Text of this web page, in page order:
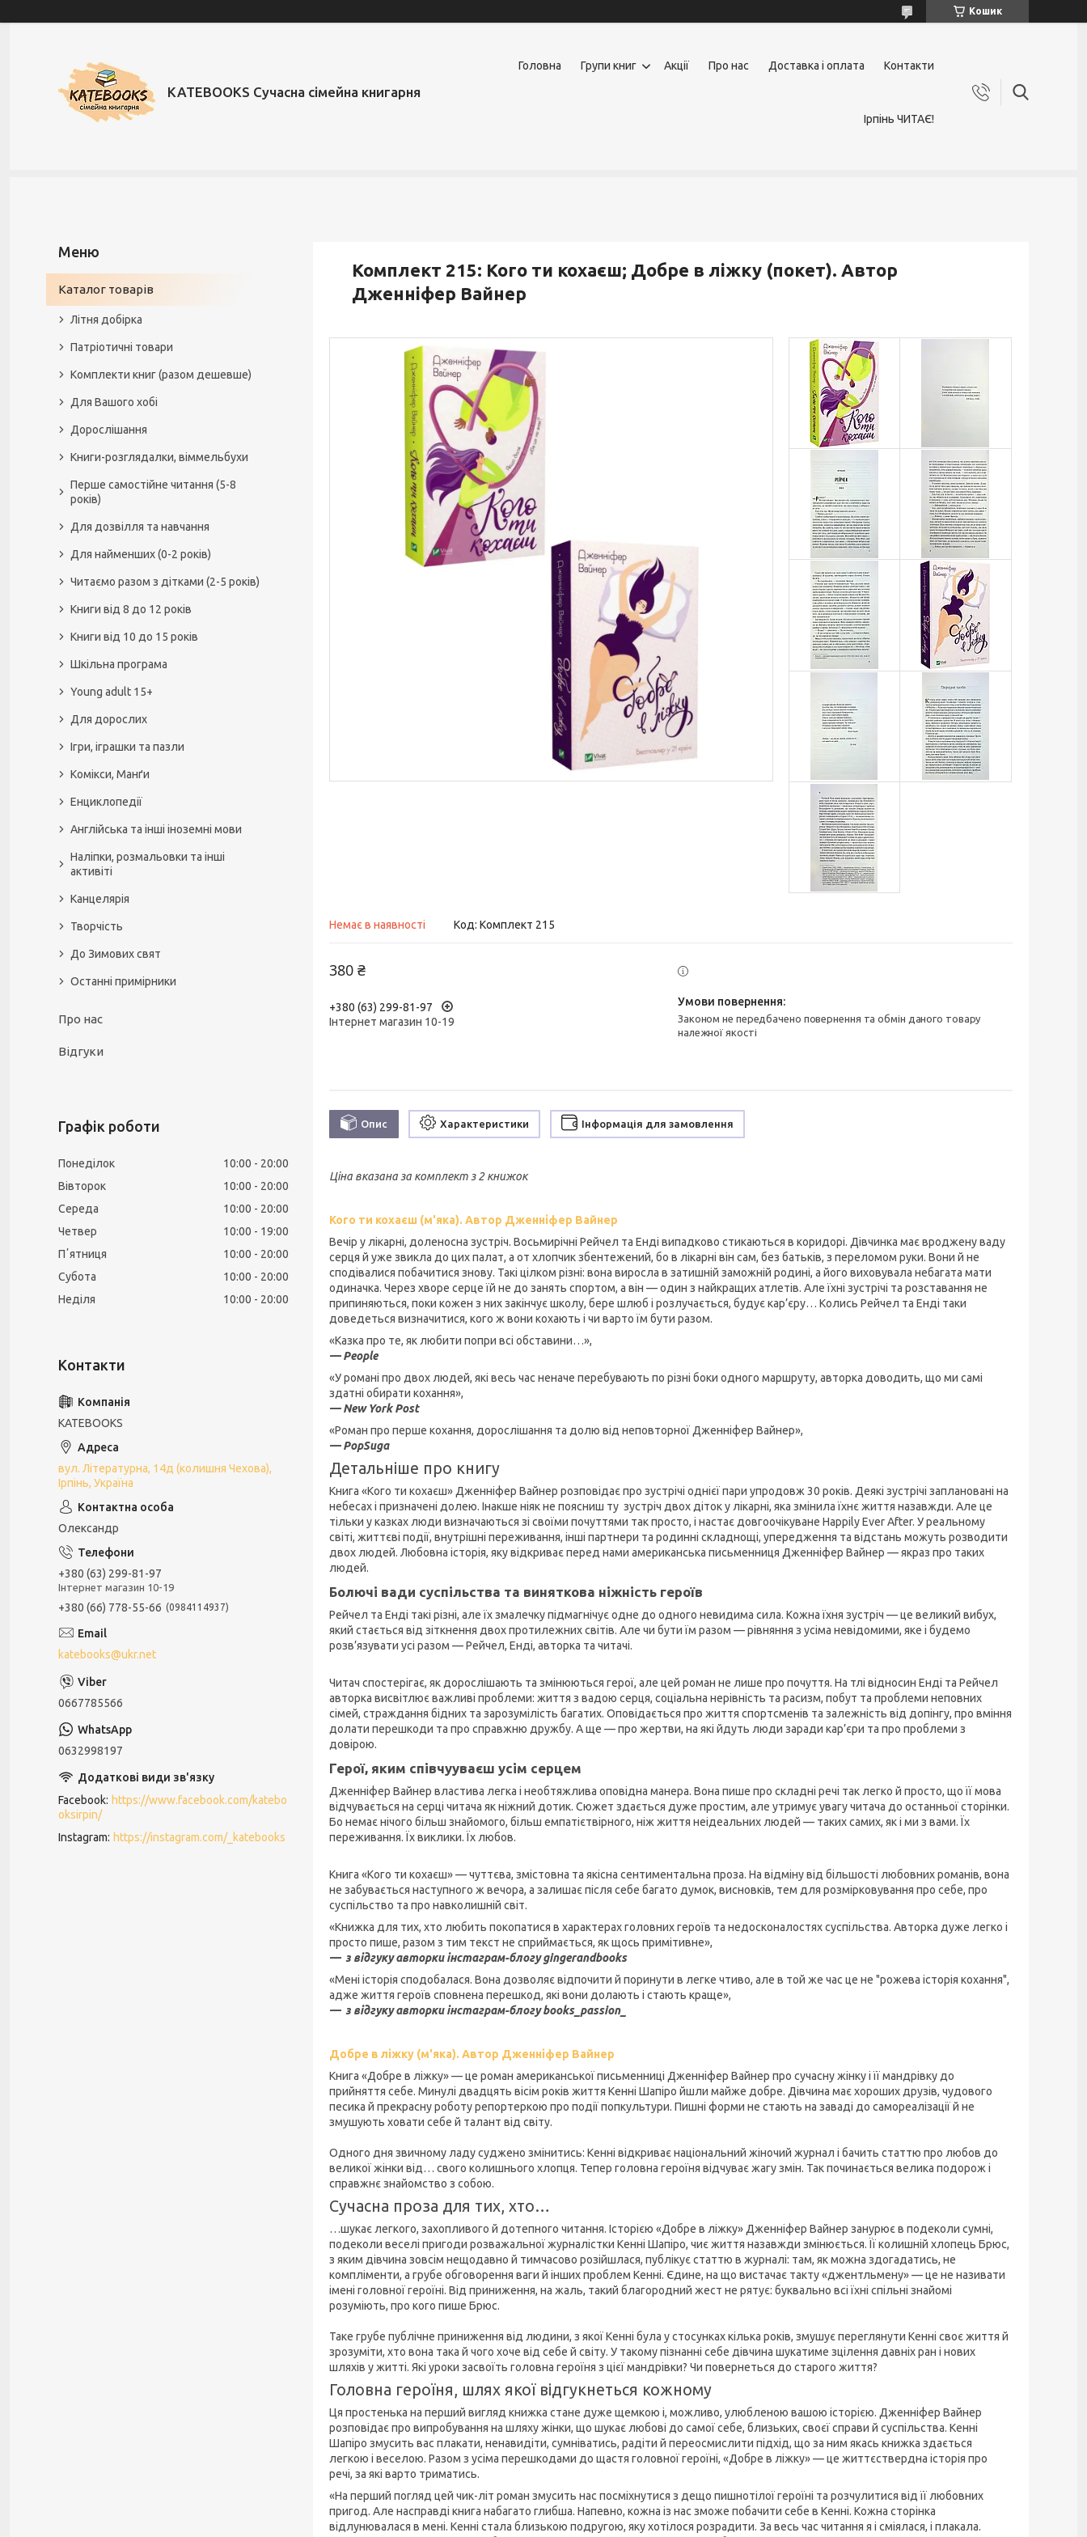
Кошик
KATEBOOKS Сучасна сімейна книгарня
Головна Групи книг Акції Про нас Доставка і оплата Контакти
Ірпінь ЧИТАЄ!
Комплект 215: Кого ти кохаєш; Добре в ліжку (покет). Автор
Дженніфер Вайнер
Немає в наявності Код: Комплект 215
380 ₴
+380 (63) 299-81-97
Інтернет магазин 10-19
Законом не передбачено повернення та обмін даного товару
належної якості
Опис Характеристики Інформація для замовлення
Ціна вказана за комплект з 2 книжок
Кого ти кохаєш (м'яка). Автор Дженніфер Вайнер
Вечір у лікарні, доленосна зустріч. Восьмирічні Рейчел та Енді випадково стикаються в коридорі. Дівчинка має вроджену ваду
серця й уже звикла до цих палат, а от хлопчик збентежений, бо в лікарні він сам, без батьків, з переломом руки. Вони й не
сподівалися побачитися знову. Такі цілком різні: вона виросла в затишній заможній родині, а його виховувала небагата мати
одиначка. Через хворе серце їй не до занять спортом, а він — один з найкращих атлетів. Але їхні зустрічі та розставання не
припиняються, поки кожен з них закінчує школу, бере шлюб і розлучається, будує кар’єру… Колись Рейчел та Енді таки
доведеться визначитися, кого ж вони кохають і чи варто їм бути разом.
«Казка про те, як любити попри всі обставини…»,
— People
«У романі про двох людей, які весь час неначе перебувають по різні боки одного маршруту, авторка доводить, що ми самі
здатні обирати кохання»,
— New York Post
«Роман про перше кохання, дорослішання та долю від неповторної Дженніфер Вайнер»,
— PopSuga
Детальніше про книгу
Книга «Кого ти кохаєш» Дженніфер Вайнер розповідає про зустрічі однієї пари упродовж 30 років. Деякі зустрічі заплановані на
небесах і призначені долею. Інакше ніяк не поясниш ту зустріч двох діток у лікарні, яка змінила їхнє життя назавжди. Але це
тільки у казках люди визначаються зі своїми почуттями так просто, і настає довгоочікуване Happily Ever After. У реальному
світі, життєві події, внутрішні переживання, інші партнери та родинні складнощі, упередження та відстань можуть розводити
двох людей. Любовна історія, яку відкриває перед нами американська письменниця Дженніфер Вайнер — якраз про таких
людей.
Болючі вади суспільства та виняткова ніжність героїв
Рейчел та Енді такі різні, але їх змалечку підмагнічує одне до одного невидима сила. Кожна їхня зустріч — це великий вибух,
який стається від зіткнення двох протилежних світів. Але чи бути їм разом — рівняння з усіма невідомими, яке і будемо
розв’язувати усі разом — Рейчел, Енді, авторка та читачі.
Читач спостерігає, як дорослішають та змінюються герої, але цей роман не лише про почуття. На тлі відносин Енді та Рейчел
авторка висвітлює важливі проблеми: життя з вадою серця, соціальна нерівність та расизм, побут та проблеми неповних
сімей, страждання бідних та зарозумілість багатих. Оповідається про життя спортсменів та залежність від допінгу, про вміння
долати перешкоди та про справжню дружбу. А ще — про жертви, на які йдуть люди заради кар’єри та про проблеми з
довірою.
Герої, яким співчууваєш усім серцем
Дженніфер Вайнер властива легка і необтяжлива оповідна манера. Вона пише про складні речі так легко й просто, що її мова
відчувається на серці читача як ніжний дотик. Сюжет здається дуже простим, але утримує увагу читача до останньої сторінки.
Бо немає нічого більш знайомого, більш емпатієтвірного, ніж життя неідеальних людей — таких самих, як і ми з вами. Їх
переживання. Їх виклики. Їх любов.
Книга «Кого ти кохаєш» — чуттєва, змістовна та якісна сентиментальна проза. На відміну від більшості любовних романів, вона
не забувається наступного ж вечора, а залишає після себе багато думок, висновків, тем для розмірковування про себе, про
суспільство та про навколишній світ.
«Книжка для тих, хто любить покопатися в характерах головних героїв та недосконалостях суспільства. Авторка дуже легко і
просто пише, разом з тим текст не сприймається, як щось примітивне»,
— з відгуку авторки інстаграм-блогу gingerandbooks
«Мені історія сподобалася. Вона дозволяє відпочити й поринути в легке чтиво, але в той же час це не "рожева історія кохання",
адже життя героїв сповнена перешкод, які вони долають і стають краще»,
— з відгуку авторки інстаграм-блогу books_passion_
Добре в ліжку (м'яка). Автор Дженніфер Вайнер
Книга «Добре в ліжку» — це роман американської письменниці Дженніфер Вайнер про сучасну жінку і її мандрівку до
прийняття себе. Минулі двадцять вісім років життя Кенні Шапіро йшли майже добре. Дівчина має хороших друзів, чудового
песика й прекрасну роботу репортеркою про події попкультури. Пишні форми не стають на заваді до самореалізації й не
змушують ховати себе й талант від світу.
Одного дня звичному ладу суджено змінитись: Кенні відкриває національний жіночий журнал і бачить статтю про любов до
великої жінки від… свого колишнього хлопця. Тепер головна героїня відчуває жагу змін. Так починається велика подорож і
справжнє знайомство з собою.
Сучасна проза для тих, хто…
…шукає легкого, захопливого й дотепного читання. Історією «Добре в ліжку» Дженніфер Вайнер занурює в подеколи сумні,
подеколи веселі пригоди розважальної журналістки Кенні Шапіро, чиє життя назавжди змінюється. Її колишній хлопець Брюс,
з яким дівчина зовсім нещодавно й тимчасово розійшлася, публікує статтю в журналі: там, як можна здогадатись, не
компліменти, а грубе обговорення ваги й інших проблем Кенні. Єдине, на що вистачає такту «джентльмену» — це не називати
імені головної героїні. Від приниження, на жаль, такий благородний жест не рятує: буквально всі їхні спільні знайомі
розуміють, про кого пише Брюс.
Таке грубе публічне приниження від людини, з якої Кенні була у стосунках кілька років, змушує переглянути Кенні своє життя й
зрозуміти, хто вона така й чого хоче від себе й світу. У такому пізнанні себе дівчина шукатиме зцілення давніх ран і нових
шляхів у житті. Які уроки засвоїть головна героїня з цієї мандрівки? Чи повернеться до старого життя?
Головна героїня, шлях якої відгукнеться кожному
Ця простенька на перший вигляд книжка стане дуже щемкою і, можливо, улюбленою вашою історією. Дженніфер Вайнер
розповідає про випробування на шляху жінки, що шукає любові до самої себе, близьких, своєї справи й суспільства. Кенні
Шапіро змусить вас плакати, ненавидіти, сумніватись, радіти й переосмислити підхід, що за ним якась книжка здається
легкою і веселою. Разом з усіма перешкодами до щастя головної героїні, «Добре в ліжку» — це життєствердна історія про
речі, за які варто триматись.
«На перший погляд цей чик-літ роман змусить нас посміхнутися з дещо пишнотілої героїні та розчулитися від її любовних
пригод. Але насправді книга набагато глибша. Напевно, кожна із нас зможе побачити себе в Кенні. Кожна сторінка
відлунювалася в мені. Кенні стала близькою подругою, яку хотілося розрадити. За весь час читання я і сміялася, і плакала.
Каталог товарів
Літня добірка
Патріотичні товари
Комплекти книг (разом дешевше)
Для Вашого хобі
Дорослішання
Книги-розглядалки, віммельбухи
Перше самостійне читання (5-8
років)
Для дозвілля та навчання
Для найменших (0-2 років)
Читаємо разом з дітками (2-5 років)
Книги від 8 до 12 років
Книги від 10 до 15 років
Шкільна програма
Young adult 15+
Для дорослих
Ігри, іграшки та пазли
Комікси, Манґи
Енциклопедії
Англійська та інші іноземні мови
Наліпки, розмальовки та інші
активіті
Канцелярія
Творчість
До Зимових свят
Останні примірники
Про нас
Відгуки
Графік роботи
Понеділок 10:00
20:00
Вівторок
10:00
20:00
Середа
10:00
20:00
Четвер
10:00
19:00
Пʼятниця
10:00
20:00
Субота
10:00
20:00
Неділя
10:00 20:00
KATEBOOKS
вул. Літературна, 14д (колишня Чехова),
Ірпінь, Україна
Олександр
+380 (63) 299-81-97
Інтернет магазин 10-19
+380 (66) 778-55-66 0984114937
katebooks@ukr.net
0667785566
0632998197
Facebook https://www.facebook.com/katebo
oksirpin/
Instagram
https://instagram.com/_katebooks